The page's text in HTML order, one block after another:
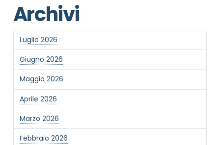
Archivi
Luglio 2026
Giugno 2026
Maggio 2026
Aprile 2026
Marzo 2026
Febbraio 2026
Invia